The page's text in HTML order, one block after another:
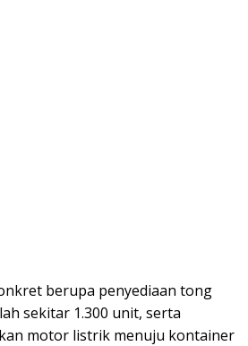
berupa penyediaan tong
sekitar 1.300 unit, serta
motor listrik menuju kontainer